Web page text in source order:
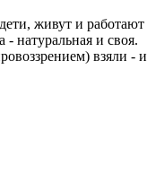
живут и работают
натуральная и своя.
взяли - и